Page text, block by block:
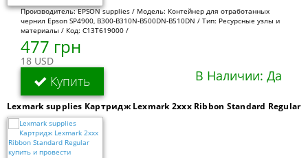
Производитель: EPSON supplies / Модель: Контейнер для отработанных
чернил Epson SP4900, B300-B310N-B500DN-B510DN / Тип: Ресурсные узлы и
материалы / Код: C13T619000 /
477 грн
18 USD
Купить В Наличии: Да
Lexmark supplies Картридж Lexmark 2xxx Ribbon Standard Regular